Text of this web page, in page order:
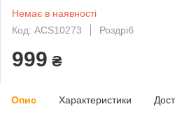
Немає в наявності
Код: ACS10273
Роздріб
999 ₴
Опис Характеристики